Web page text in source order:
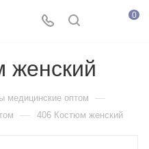
0
женский
медицинские оптом —
— 406 Костюм женский